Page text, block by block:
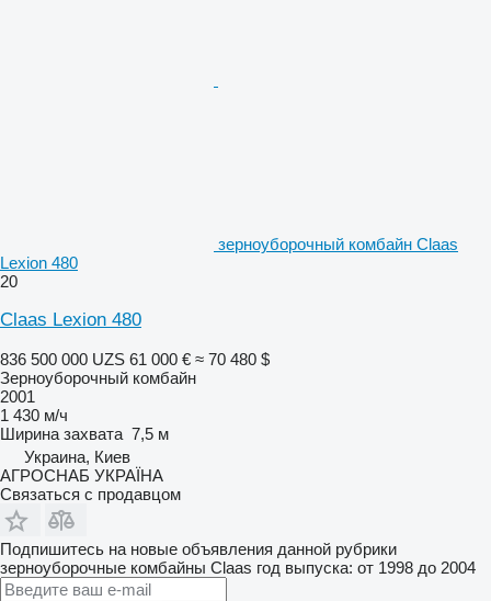
зерноуборочный комбайн Claas
Lexion 480
20
Claas Lexion 480
836 500 000 UZS 61 000 € ≈ 70 480 $
Зерноуборочный комбайн
2001
1 430 м/ч
Ширина захвата 7,5 м
Украина, Киев
АГРОСНАБ УКРАЇНА
Связаться с продавцом
Подпишитесь на новые объявления данной рубрики
зерноуборочные комбайны Claas год выпуска: от 1998 до 2004